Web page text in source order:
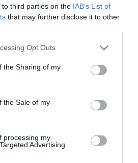
third parties on the IAB’s List of
that may further disclose it to other
app uses one or more Google
usage behaviour. You may click to
Google and its third-party tags to
specified purposes in below Google
Opt Outs
the Sharing of my
the Sale of my
processing my
Advertising.
alábecsülni a múlt
ismereteit. Ez a
ismereteit